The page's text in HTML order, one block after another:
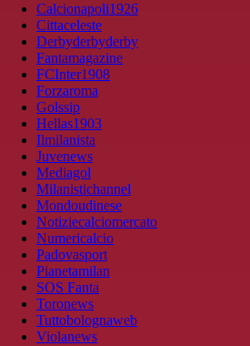
Calcionapoli1926
Cittaceleste
Derbyderbyderby
Fantamagazine
FCInter1908
Forzaroma
Golssip
Hellas1903
Ilmilanista
Juvenews
Mediagol
Milanistichannel
Mondoudinese
Notiziecalciomercato
Numericalcio
Padovasport
Pianetamilan
SOS Fanta
Toronews
Tuttobolognaweb
Violanews